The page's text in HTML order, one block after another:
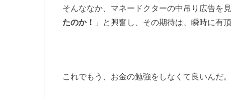
そんななか、マネードクターの中吊り広告を
たのか！
」と興奮し、その期待は、瞬時に有
これでもう、お金の勉強をしなくて良いんだ。